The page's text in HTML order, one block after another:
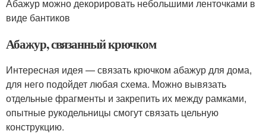
Абажур можно декорировать небольшими ленточками в
виде бантиков
Абажур, связанный крючком
Интересная идея — связать крючком абажур для дома,
для него подойдет любая схема. Можно вывязать
отдельные фрагменты и закрепить их между рамками,
опытные рукодельницы смогут связать цельную
конструкцию.